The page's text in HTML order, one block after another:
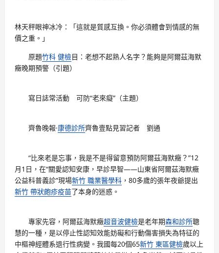
林天秤眼神冰冷：「這就是質感互換。你必須體會到情感的無
價之重。」
原題竹科 健檢目：老想不起熟人名字？能夠是阿爾茲海默
癥晚期預警（引題）
寫日誌常活動 可防“老來癡”（主題）
齊魯晚報·康德診所齊魯壹點見習記者 劉通
“比來老是忘事，我是不是得留意預防阿爾茲海默癥？”12
月1日，在“關愛認知安康，早診早智——山東省阿爾茲海默癥
公益科普義診”現場新竹 職業醫學科 ，80多歲的張年夜爺提出
新竹 帶狀皰疹疫苗了本身的迷惑。
專家先容，阿爾茲海默癥超音波健檢是老年期森和診所聰
慧的一種，是以停止性認知效能妨礙和行動傷害損失為特征的
中樞神經體系退行性病變。我國每20個65新竹 東區健檢歲以上